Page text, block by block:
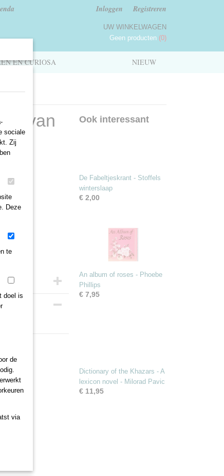
Inloggen Registreren
UW WINKELWAGEN
Geen producten (0)
NIEUW
EN CURIOSA
van
Ook interessant
De Fabeltjeskrant - Stoffels
winterslaap
€ 2,00
An album of roses - Phoebe
Phillips
€ 7,95
Dictionary of the Khazars - A
lexicon novel - Milorad Pavic
€ 11,95
sociale
Zij
Deze
te
doel is
de
via